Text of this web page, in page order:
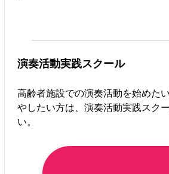
演奏活動実践スクール
高齢者施設での演奏活動を始めた
やしたい方は、演奏活動実践スク
い。